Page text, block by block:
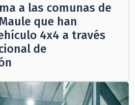
a las comunas de
que han
4x4 a través
de